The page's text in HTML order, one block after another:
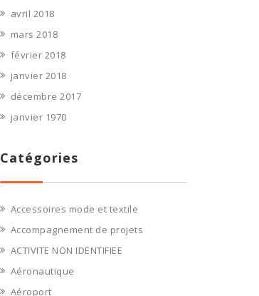
avril 2018
mars 2018
février 2018
janvier 2018
décembre 2017
janvier 1970
Catégories
Accessoires mode et textile
Accompagnement de projets
ACTIVITE NON IDENTIFIEE
Aéronautique
Aéroport